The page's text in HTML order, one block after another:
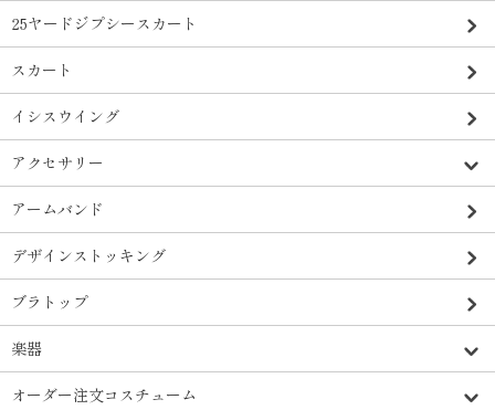
25ヤードジプシースカート
スカート
イシスウイング
アクセサリー
アームバンド
デザインストッキング
ブラトップ
楽器
オーダー注文コスチューム